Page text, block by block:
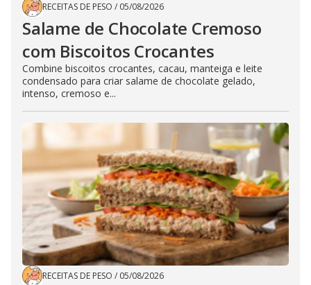
RECEITAS DE PESO / 05/08/2026
Salame de Chocolate Cremoso
com Biscoitos Crocantes
Combine biscoitos crocantes, cacau, manteiga e leite
condensado para criar salame de chocolate gelado,
intenso, cremoso e...
RECEITAS DE PESO / 05/08/2026